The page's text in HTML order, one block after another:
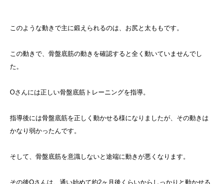
このような動きで主に鍛えられるのは、お尻と太ももです。
この動きで、骨盤底筋の動きを確認すると全く動いていませんでし
た。
Oさんには正しい骨盤底筋トレーニングを指導。
指導後には骨盤底筋を正しく動かせる様になりましたが、その動きは
かなり弱かったんです。
そして、骨盤底筋を意識しないと途端に動きが悪くなります。
その後Oさんは、通い始めて約2ヶ月後くらいからしっかりと動かせる